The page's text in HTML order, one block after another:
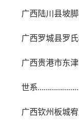
广西陆川县坡
广西罗城县罗
广西贵港市东
世系
广西钦州板城